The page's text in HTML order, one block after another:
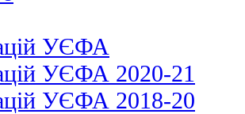
УЄФА
УЄФА 2020-21
УЄФА 2018-20